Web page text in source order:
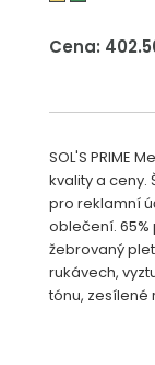
Cena:
SOL'S PRIME
kvality a ceny.
pro reklamní
oblečení. 65%
žebrovaný
rukávech,
tónu, zesílené